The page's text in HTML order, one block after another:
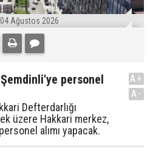
04 Ağustos 2026
personel
Defterdarlığı
üzere Hakkari merkez,
alımı yapacak.
A+
A-